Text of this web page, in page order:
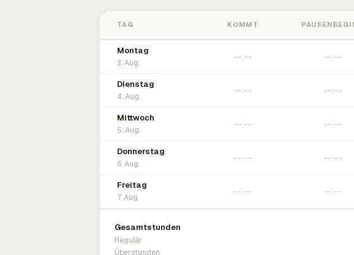
TAG KOMMT
Montag
3. Aug.
Dienstag
4. Aug.
Mittwoch
5. Aug.
Donnerstag
6. Aug.
Freitag
7. Aug.
Gesamtstunden
Regulär
Überstunden